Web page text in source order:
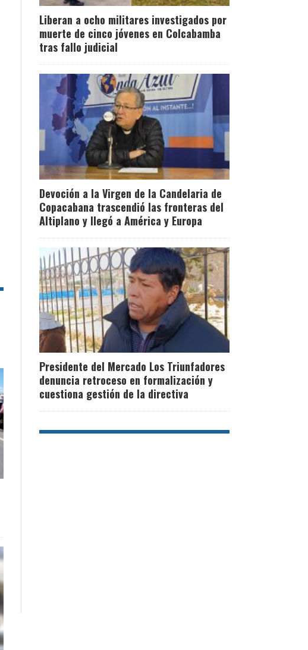
Liberan a ocho militares investigados por
muerte de cinco jóvenes en Colcabamba
tras fallo judicial
Devoción a la Virgen de la Candelaria de
Copacabana trascendió las fronteras del
Altiplano y llegó a América y Europa
Presidente del Mercado Los Triunfadores
denuncia retroceso en formalización y
cuestiona gestión de la directiva